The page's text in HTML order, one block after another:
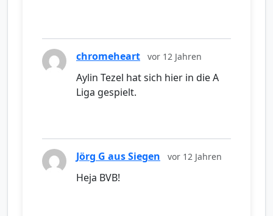
chromeheart vor 12 Jahren
Aylin Tezel hat sich hier in die A
Liga gespielt.
Jörg G aus Siegen vor 12 Jahren
Heja BVB!